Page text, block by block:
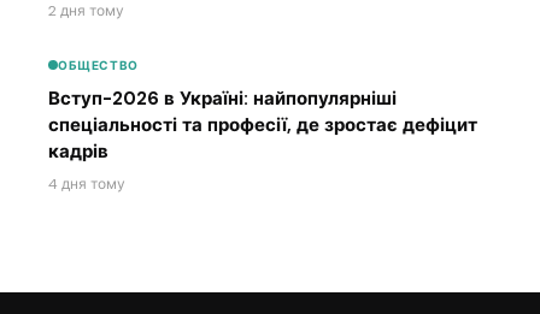
2 дня тому
ОБЩЕСТВО
Вступ-2026 в Україні: найпопулярніші
спеціальності та професії, де зростає дефіцит
кадрів
4 дня тому